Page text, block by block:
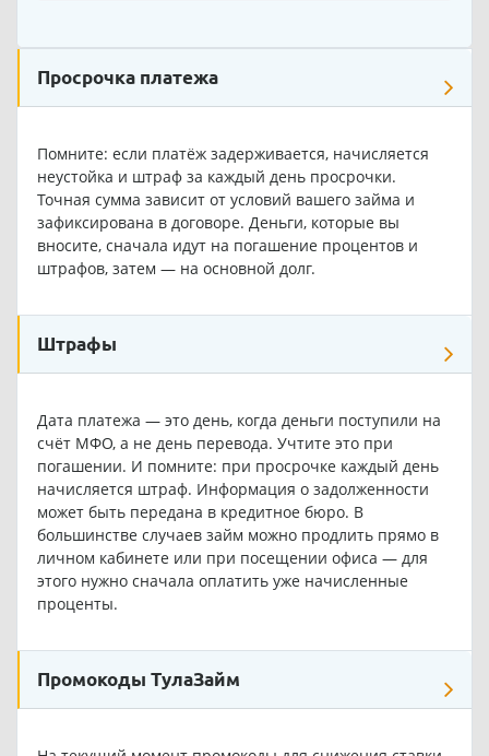
Просрочка платежа
Помните: если платёж задерживается, начисляется
неустойка и штраф за каждый день просрочки.
Точная сумма зависит от условий вашего займа и
зафиксирована в договоре. Деньги, которые вы
вносите, сначала идут на погашение процентов и
штрафов, затем — на основной долг.
Штрафы
Дата платежа — это день, когда деньги поступили на
счёт МФО, а не день перевода. Учтите это при
погашении. И помните: при просрочке каждый день
начисляется штраф. Информация о задолженности
может быть передана в кредитное бюро. В
большинстве случаев займ можно продлить прямо в
личном кабинете или при посещении офиса — для
этого нужно сначала оплатить уже начисленные
проценты.
Промокоды ТулаЗайм